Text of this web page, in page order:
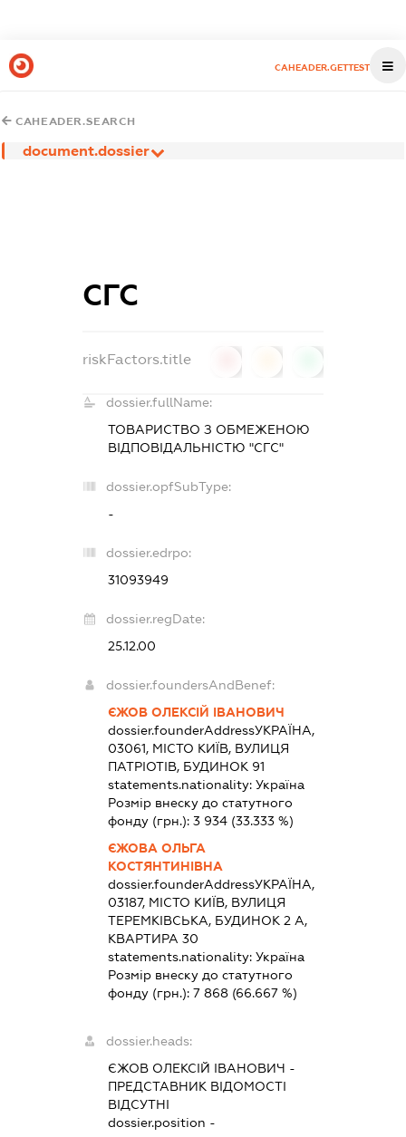
CAHEADER.GETTEST
CAHEADER.SEARCH
document.dossier
СГС
riskFactors.title
dossier.fullName:
ТОВАРИСТВО З ОБМЕЖЕНОЮ
ВІДПОВІДАЛЬНІСТЮ "СГС"
dossier.opfSubType:
-
dossier.edrpo:
31093949
dossier.regDate:
25.12.00
dossier.foundersAndBenef:
ЄЖОВ ОЛЕКСІЙ ІВАНОВИЧ
dossier.founderAddressУКРАЇНА,
03061, МІСТО КИЇВ, ВУЛИЦЯ
ПАТРІОТІВ, БУДИНОК 91
statements.nationality: Україна
Розмір внеску до статутного
фонду (грн.): 3 934(33.333 %)
ЄЖОВА ОЛЬГА
КОСТЯНТИНІВНА
dossier.founderAddressУКРАЇНА,
03187, МІСТО КИЇВ, ВУЛИЦЯ
ТЕРЕМКІВСЬКА, БУДИНОК 2 А,
КВАРТИРА 30
statements.nationality: Україна
Розмір внеску до статутного
фонду (грн.): 7 868(66.667 %)
dossier.heads:
ЄЖОВ ОЛЕКСІЙ ІВАНОВИЧ -
ПРЕДСТАВНИКВІДОМОСТІ
ВІДСУТНІ
dossier.position -